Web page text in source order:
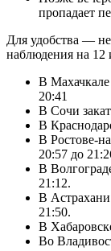
пропадает
Для удобства —
наблюдения на 12
В Махачкале
20:41
В Сочи
В
В Ростове-
20:57 до
В
21:12.
В Астрахани
21:50.
В
Во